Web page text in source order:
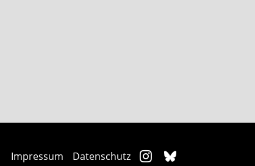
Impressum Datenschutz